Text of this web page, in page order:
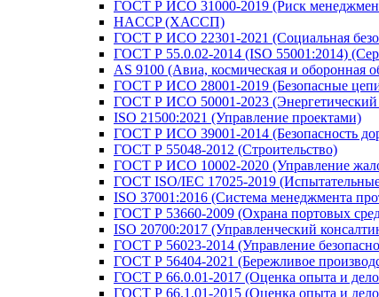
ГОСТ Р ИСО 31000-2019 (Риск
HACCP (ХАССП)
ГОСТ Р ИСО 22301-2021 (Социальная
ГОСТ Р 55.0.02-2014 (ISO 55001:2014)
AS 9100 (Авиа, космическая и оборонная
ГОСТ Р ИСО 28001-2019 (Безопасные
ГОСТ Р ИСО 50001-2023
ISO 21500:2021 (Управление проектами)
ГОСТ Р ИСО 39001-2014 (Безопасность
ГОСТ Р 55048-2012 (Строительство)
ГОСТ Р ИСО 10002-2020 (Управление
ГОСТ ISO/IEC 17025-2019
ISO 37001:2016 (Система менеджмента
ГОСТ Р 53660-2009 (Охрана портовых
ISO 20700:2017 (Управленческий
ГОСТ Р 56023-2014 (Управление
ГОСТ Р 56404-2021 (Бережливое
ГОСТ Р 66.0.01-2017 (Оценка опыта и
ГОСТ Р 66.1.01-2015 (Оценка опыта и